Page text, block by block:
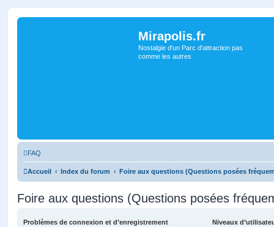
Mirapolis.fr
Nostalgie d'un Parc d'attraction pas
comme les autres
FAQ
Accueil Index du forum Foire aux questions (Questions posées
Foire aux questions (Questions posées
Problèmes de connexion et d’enregistrement
Niveaux